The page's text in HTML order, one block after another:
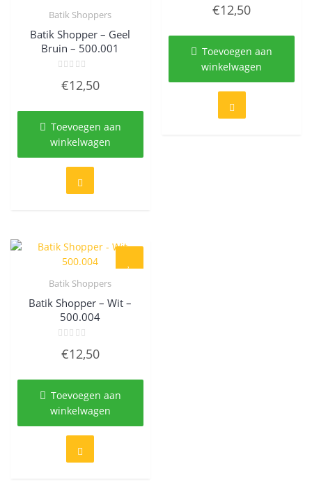
Batik Shoppers
Batik Shopper – Geel
Bruin – 500.001
0€12,50
Toevoegen aan
winkelwagen
0
uit
€12,50
Toevoegen aan
winkelwagen
Batik Shoppers
Batik Shopper – Wit –
500.004
0€12,50
Toevoegen aan
winkelwagen